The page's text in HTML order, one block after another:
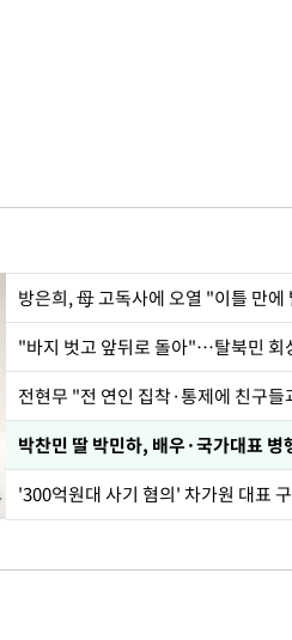
방은희, 母 고독사에 오열 "이틀 만에
전현무 "전 연인 집착·통제에 친구들
'300억원대 사기 혐의' 차가원 대표